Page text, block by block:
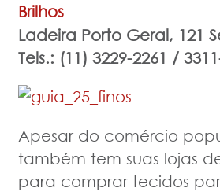
Brilhos
Ladeira Porto Geral, 121
Tels.: (11) 3229-2261 /
Apesar do comércio
também tem suas lojas
para comprar tecidos